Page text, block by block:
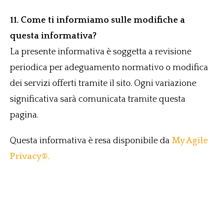
11. Come ti informiamo sulle modifiche a
questa informativa?
La presente informativa è soggetta a revisione
periodica per adeguamento normativo o modifica
dei servizi offerti tramite il sito. Ogni variazione
significativa sarà comunicata tramite questa
pagina.
Questa informativa è resa disponibile da My Agile
Privacy®.